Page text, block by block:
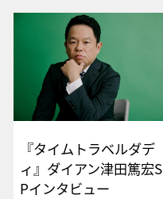
『タイムトラベルダデ
ィ』ダイアン津田篤宏S
Pインタビュー